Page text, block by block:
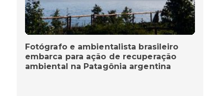
Fotógrafo e ambientalista brasileiro
embarca para ação de recuperação
ambiental na Patagônia argentina